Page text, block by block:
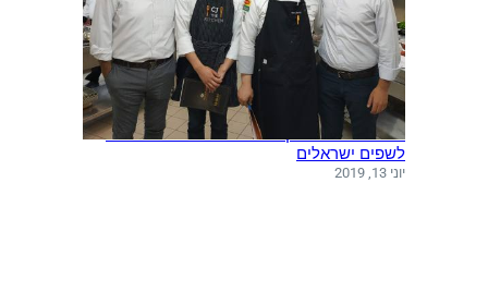
משלחת שפים מקוריאה ערכה סדנאות בישול
לשפים ישראלים
יוני 13, 2019